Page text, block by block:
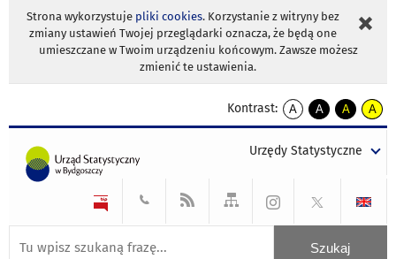
Strona wykorzystuje pliki cookies. Korzystanie z witryny bez
zmiany ustawień Twojej przeglądarki oznacza, że będą one
umieszczane w Twoim urządzeniu końcowym. Zawsze możesz
zmienić te ustawienia.
Kontrast:
A
kontrast
A
kontrast
tekst
czarnym
A
kontrast
tekst
czarnym
A
tekst
żółtym
Urzędy Statystyczne